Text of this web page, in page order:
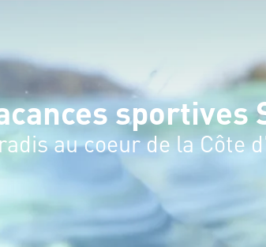
sportives
au coeur de la Côte